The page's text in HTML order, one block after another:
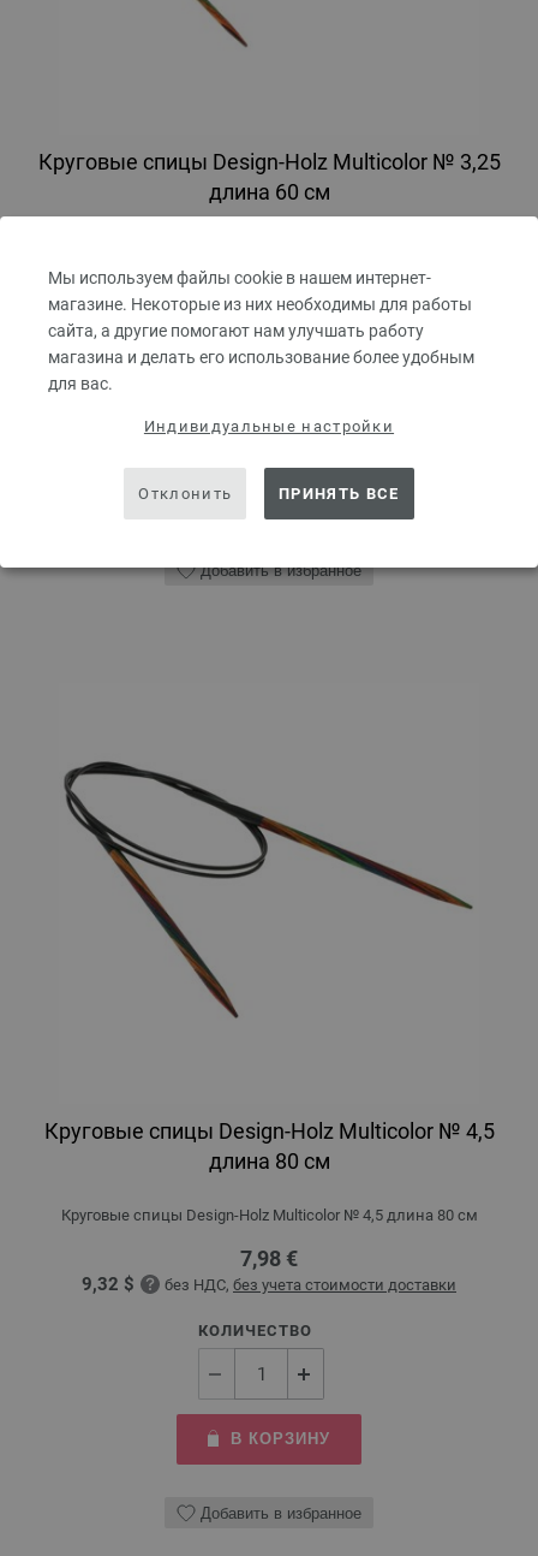
Мы используем файлы cookie в нашем интернет-
магазине. Некоторые из них необходимы для работы
сайта, а другие помогают нам улучшать работу
магазина и делать его использование более удобным
для вас.
Индивидуальные настройки
Отклонить ПРИНЯТЬ ВСЕ
Круговые спицы Design-Holz Multicolor № 3,25
длина 60 см
60 см
7,14 €
8,34 $ без НДС,без учета стоимости доставки
В КОРЗИНУ
Добавить в избранное
Круговые спицы Design-Holz Multicolor № 4,5
длина 80 см
Круговые спицы Design-Holz Multicolor № 4,5 длина 80 см
7,98 €
9,32 $ без НДС, без учета стоимости доставки
КОЛИЧЕСТВО
В КОРЗИНУ
Добавить в избранное